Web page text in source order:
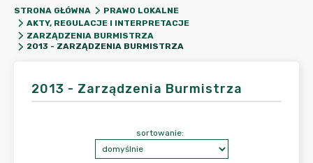
STRONA GŁÓWNA
PRAWO LOKALNE
AKTY, REGULACJE I INTERPRETACJE
ZARZĄDZENIA BURMISTRZA
2013 - ZARZĄDZENIA BURMISTRZA
2013 - Zarządzenia Burmistrza
sortowanie: